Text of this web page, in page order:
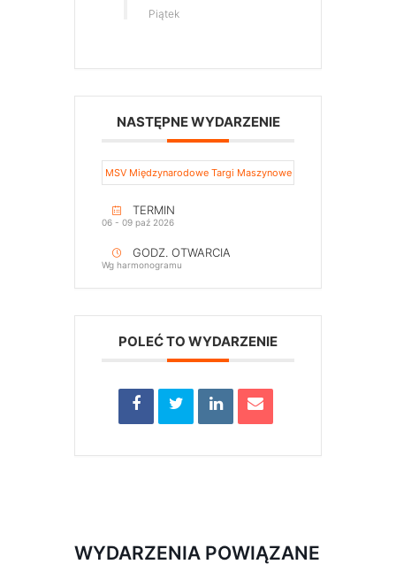
Piątek
NASTĘPNE WYDARZENIE
MSV Międzynarodowe Targi Maszynowe
TERMIN
06 - 09 paź 2026
GODZ. OTWARCIA
Wg harmonogramu
POLEĆ TO WYDARZENIE
WYDARZENIA POWIĄZANE